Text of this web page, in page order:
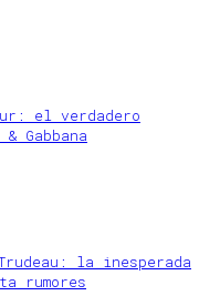
el verdadero
Gabbana
la inesperada
rumores